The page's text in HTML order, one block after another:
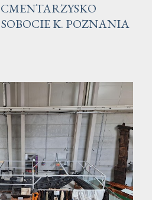
K. POZNANIA